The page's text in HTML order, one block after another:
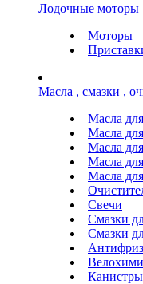
Лодочные моторы
Моторы
Масла , смазки ,
Масла
Масла
Масла
Масла
Масла
Свечи
Смазки
Смазки
Антифриз
Канистры